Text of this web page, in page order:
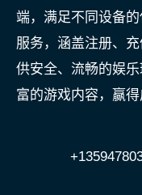
端，满足不同设备
服务，涵盖注册、
供安全、流畅的娱
富的游戏内容，赢